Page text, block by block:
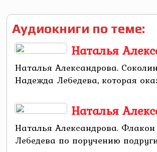
Аудиокниги по теме:
Наталья
Наталья Александрова.
Надежда Лебедева, которая
Наталья
Наталья Александрова.
Лебедева по поручению